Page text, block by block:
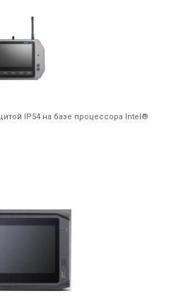
IP54 на базе процессора Intel®